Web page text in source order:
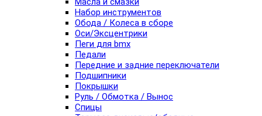
Набор инструментов
Обода / Колеса в сборе
Оси/Эксцентрики
Пеги для bmx
Педали
Передние и задние переключатели
Подшипники
Покрышки
Руль / Обмотка / Вынос
Спицы